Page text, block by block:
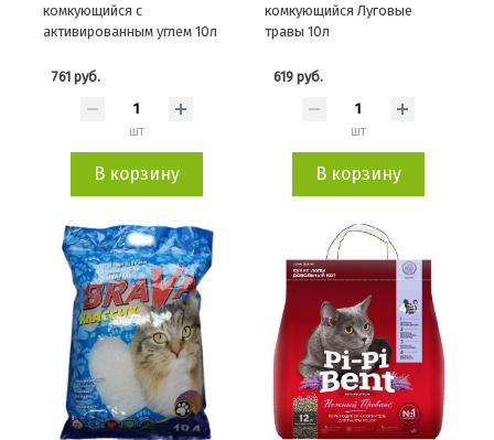
комкующийся с
активированным углем 10л
761 руб.
шт
В корзину
комкующийся Луговые
травы 10л
619 руб.
шт
В корзину